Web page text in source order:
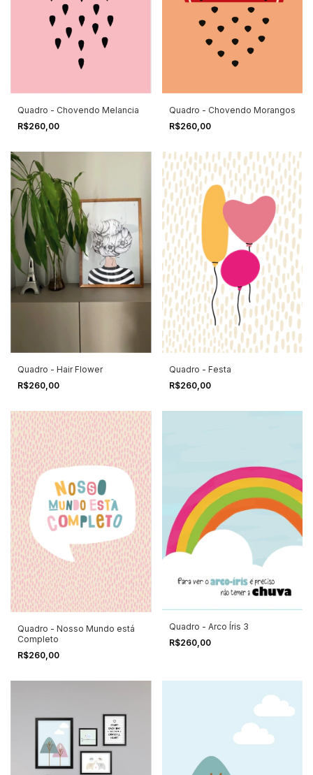
Quadro - Chovendo Melancia
R$260,00
Quadro - Chovendo Morangos
R$260,00
Quadro - Hair Flower
R$260,00
Quadro - Festa
R$260,00
Quadro - Nosso Mundo está
Completo
R$260,00
Quadro - Arco Íris 3
R$260,00